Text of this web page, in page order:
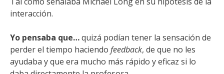
interacción.
Yo pensaba que…quizá podían tener la sensación de
perder el tiempo haciendo feedback, de que no les
ayudaba y que era mucho más rápido y eficaz si lo